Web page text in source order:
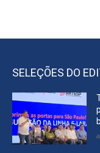
SELEÇÕES DO